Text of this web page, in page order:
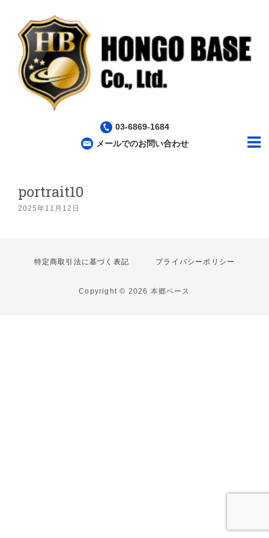
03-6869-1684
メールでのお問い合わせ
portrait10
2025年11月12日
特定商取引法に基づく表記 プライバシーポリシー
Copyright © 2026 本郷ベース